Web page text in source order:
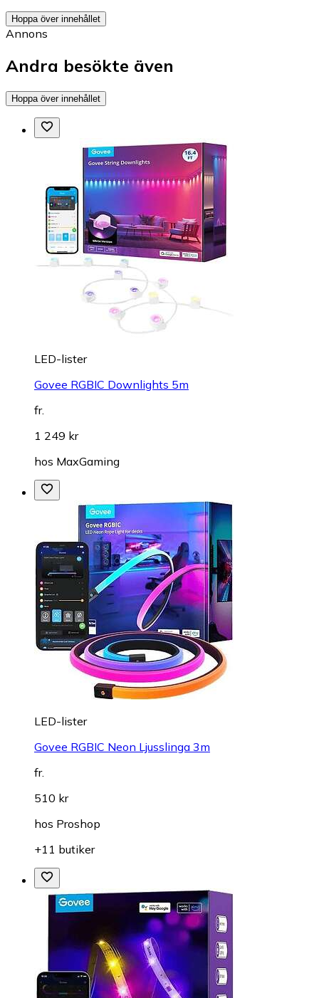
Hoppa över innehållet
Annons
Andra besökte även
Hoppa över innehållet
LED-lister
Govee RGBIC Downlights 5m
fr.
1 249 kr
hos MaxGaming
LED-lister
Govee RGBIC Neon Ljusslinga 3m
fr.
510 kr
hos Proshop
+11 butiker